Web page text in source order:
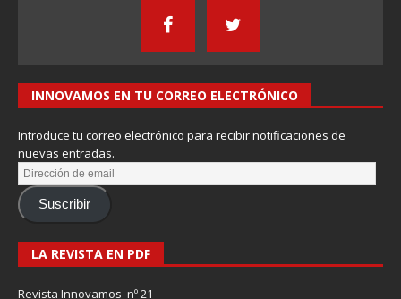
INNOVAMOS EN TU CORREO ELECTRÓNICO
Introduce tu correo electrónico para recibir notificaciones de
nuevas entradas.
Suscribir
LA REVISTA EN PDF
Revista Innovamos nº 21